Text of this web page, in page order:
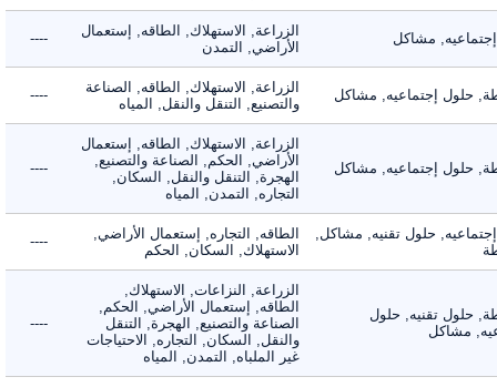
مشاكل
الزراعة, الاستهلاك, الطاقه, إستعمال
الأراضي, التمدن
----
حلول إجتماعيه, مشاكل
الزراعة, الاستهلاك, الطاقه, الصناعة
والتصنيع, التنقل والنقل, المياه
----
حلول إجتماعيه, مشاكل
الزراعة, الاستهلاك, الطاقه, إستعمال
الأراضي, الحكم, الصناعة والتصنيع,
الهجرة, التنقل والنقل, السكان,
التجاره, التمدن, المياه
----
حلول تقنيه, مشاكل,
الطاقه, التجاره, إستعمال الأراضي,
الاستهلاك, السكان, الحكم
----
حلول تقنيه, حلول
مشاكل
الزراعة, النزاعات, الاستهلاك,
الطاقه, إستعمال الأراضي, الحكم,
الصناعة والتصنيع, الهجرة, التنقل
والنقل, السكان, التجاره, الاحتياجات
غير الملباه, التمدن, المياه
----